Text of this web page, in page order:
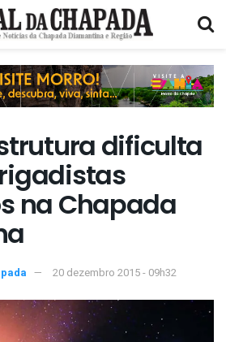
dificulta
na Chapada
20 dezembro 2015 - 09h32